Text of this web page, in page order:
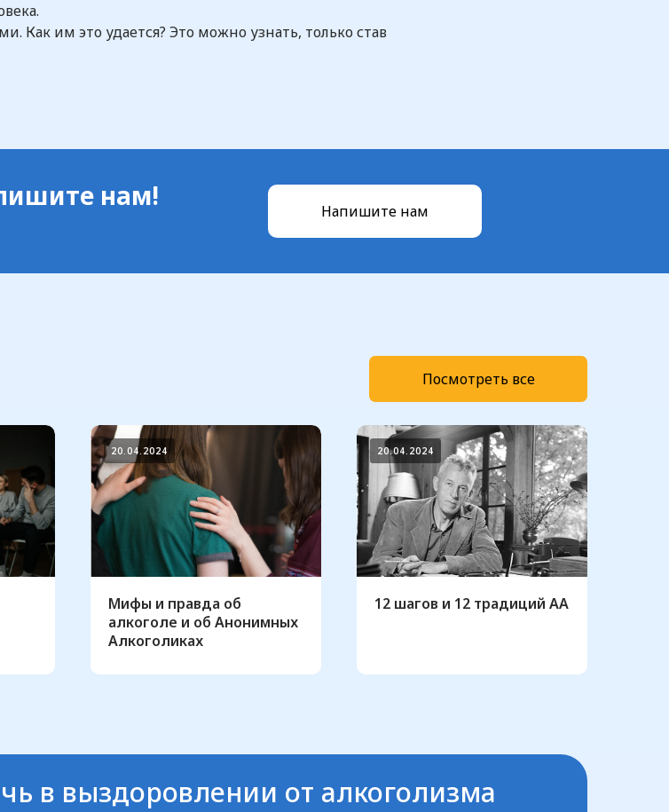
Как им это удается? Это можно узнать, только став
нам! Напишите нам
Посмотреть все
20.04.2024
Мифы и правда об
алкоголе и об Анонимных
Алкоголиках
20.04.2024
12 шагов и 12 традиций АА
в выздоровлении от алкоголизма